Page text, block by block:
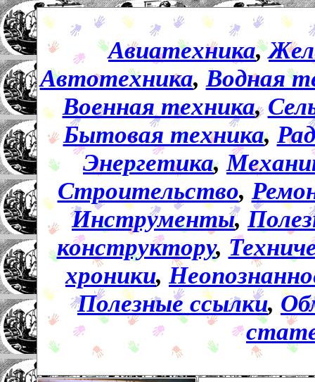
Авиатехника,
Автотехника,Водная
Военная техника,
Бытовая техника,
Энергетика,
Строительство,
Инструменты,
конструктору,
хроники,
Полезные ссылки,